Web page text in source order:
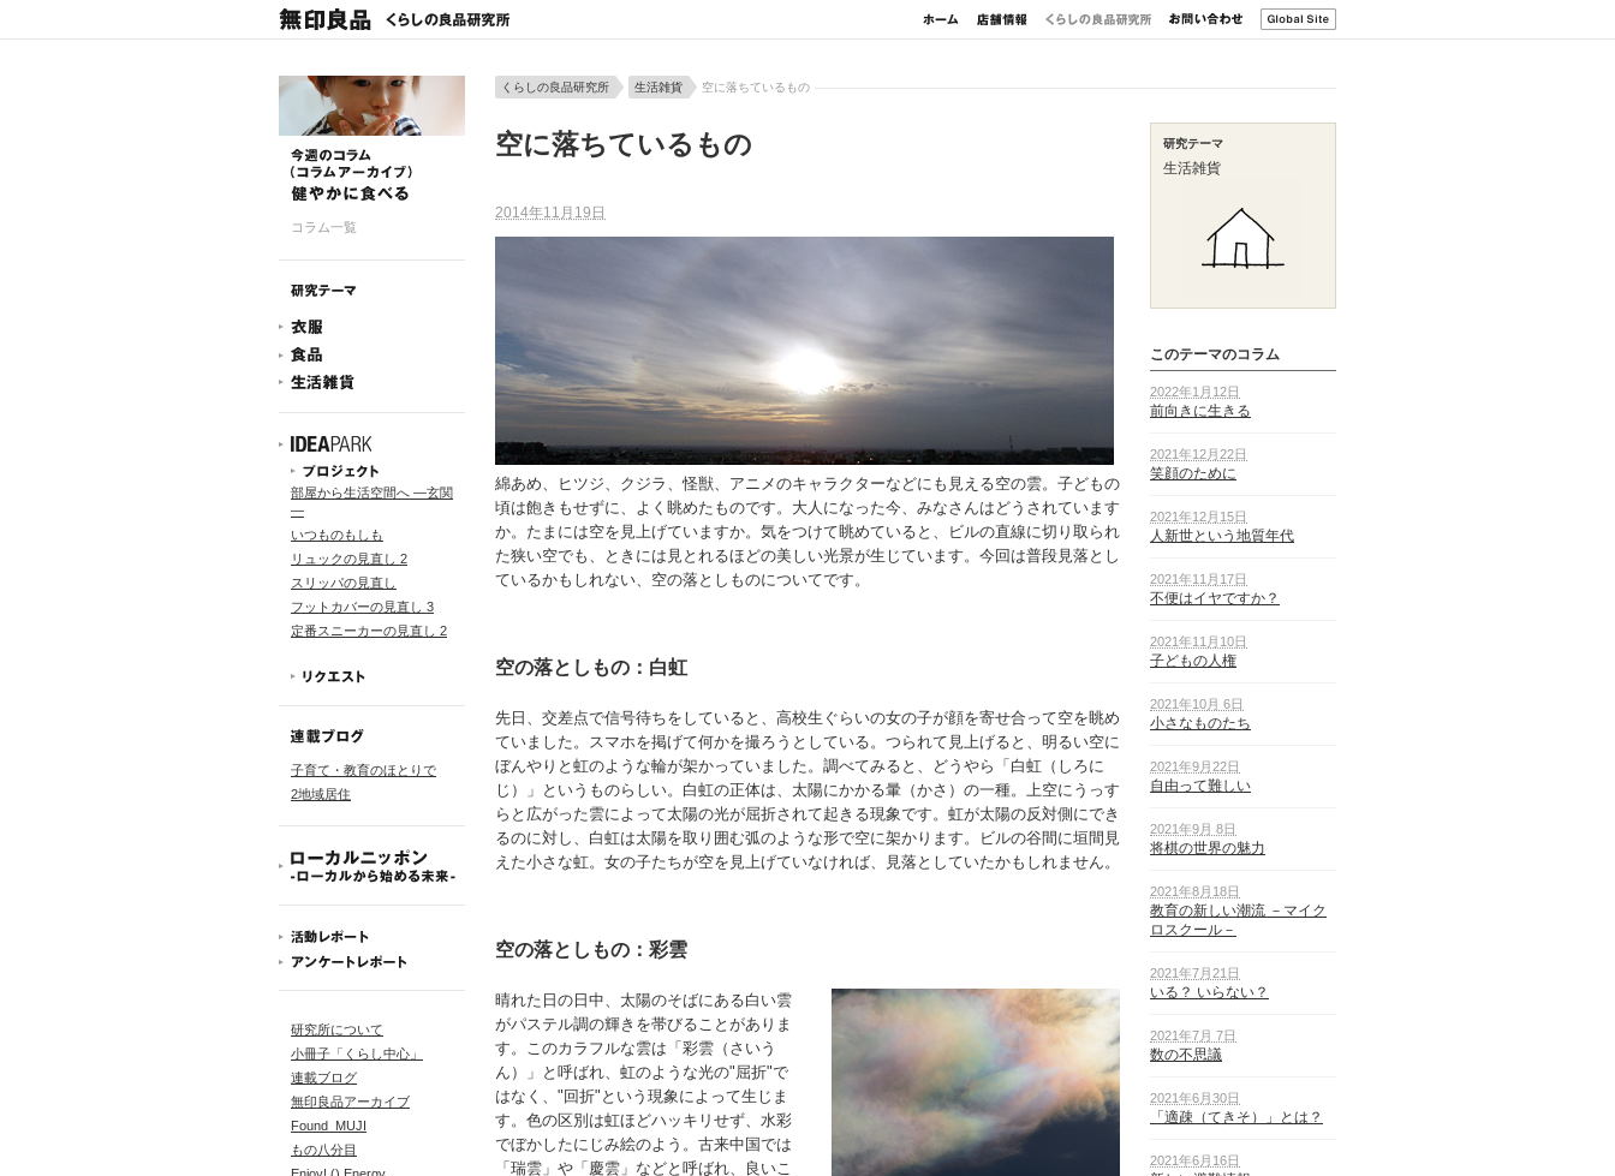
コラム一覧
部屋から生活空間へ ―玄関
―
いつものもしも
リュックの見直し 2
スリッパの見直し
フットカバーの見直し 3
定番スニーカーの見直し 2
子育て・教育のほとりで
2地域居住
研究所について
小冊子「くらし中心」
連載ブログ
無印良品アーカイブ
Found_MUJI
もの八分目
くらしの良品研究所 生活雑貨 空に落ちているもの
空に落ちているもの
2014年11月19日
綿あめ、ヒツジ、クジラ、怪獣、アニメのキャラクターなどにも見える空の雲。子どもの
頃は飽きもせずに、よく眺めたものです。大人になった今、みなさんはどうされています
か。たまには空を見上げていますか。気をつけて眺めていると、ビルの直線に切り取られ
た狭い空でも、ときには見とれるほどの美しい光景が生じています。今回は普段見落とし
ているかもしれない、空の落としものについてです。
空の落としもの：白虹
先日、交差点で信号待ちをしていると、高校生ぐらいの女の子が顔を寄せ合って空を眺め
ていました。スマホを掲げて何かを撮ろうとしている。つられて見上げると、明るい空に
ぼんやりと虹のような輪が架かっていました。調べてみると、どうやら「白虹（しろに
じ）」というものらしい。白虹の正体は、太陽にかかる暈（かさ）の一種。上空にうっす
らと広がった雲によって太陽の光が屈折されて起きる現象です。虹が太陽の反対側にでき
るのに対し、白虹は太陽を取り囲む弧のような形で空に架かります。ビルの谷間に垣間見
えた小さな虹。女の子たちが空を見上げていなければ、見落としていたかもしれません。
空の落としもの：彩雲
晴れた日の日中、太陽のそばにある白い雲
がパステル調の輝きを帯びることがありま
す。このカラフルな雲は「彩雲（さいう
ん）」と呼ばれ、虹のような光の"屈折"で
はなく、"回折"という現象によって生じま
す。色の区別は虹ほどハッキリせず、水彩
でぼかしたにじみ絵のよう。古来中国では
「瑞雲」や「慶雲」などと呼ばれ、良いこ
研究テーマ
生活雑貨
このテーマのコラム
2022年1月12日
前向きに生きる
2021年12月22日
笑顔のために
2021年12月15日
人新世という地質年代
2021年11月17日
不便はイヤですか？
2021年11月10日
子どもの人権
2021年10月 6日
小さなものたち
2021年9月22日
自由って難しい
2021年9月 8日
将棋の世界の魅力
2021年8月18日
教育の新しい潮流 －マイク
ロスクール－
2021年7月21日
いる？ いらない？
2021年7月 7日
数の不思議
2021年6月30日
「適疎（てきそ）」とは？
2021年6月16日